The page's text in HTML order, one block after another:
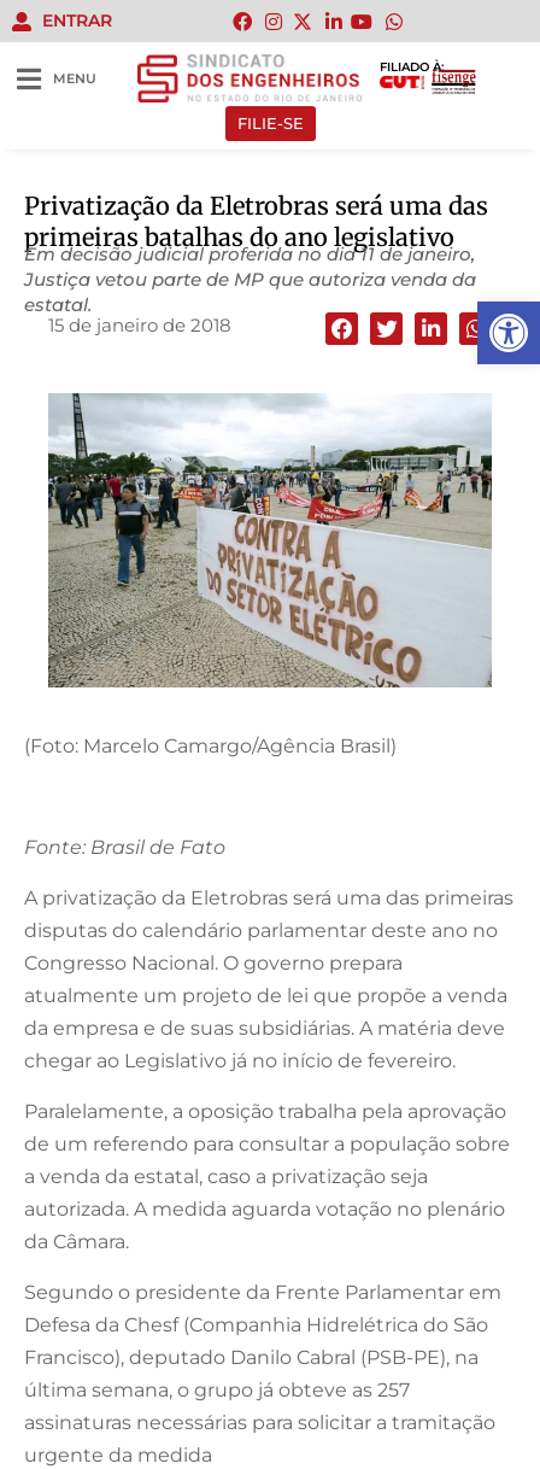
Abrir
ENTRAR
MENU
FILIADO À:
FILIE-SE
Privatização da Eletrobras será uma das
primeiras batalhas do ano legislativo
Em decisão judicial proferida no dia 11 de janeiro,
Justiça vetou parte de MP que autoriza venda da
estatal.
15 de janeiro de 2018
(Foto: Marcelo Camargo/Agência Brasil)
Fonte: Brasil de Fato
A privatização da Eletrobras será uma das primeiras
disputas do calendário parlamentar deste ano no
Congresso Nacional. O governo prepara
atualmente um projeto de lei que propõe a venda
da empresa e de suas subsidiárias. A matéria deve
chegar ao Legislativo já no início de fevereiro.
Paralelamente, a oposição trabalha pela aprovação
de um referendo para consultar a população sobre
a venda da estatal, caso a privatização seja
autorizada. A medida aguarda votação no plenário
da Câmara.
Segundo o presidente da Frente Parlamentar em
Defesa da Chesf (Companhia Hidrelétrica do São
Francisco), deputado Danilo Cabral (PSB-PE), na
última semana, o grupo já obteve as 257
assinaturas necessárias para solicitar a tramitação
urgente da medida